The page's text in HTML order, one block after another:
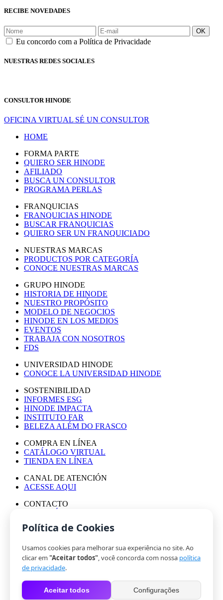
RECIBE NOVEDADES
OK
Eu concordo com a Política de Privacidade
NUESTRAS REDES SOCIALES
CONSULTOR HINODE
OFICINA VIRTUAL SÉ UN CONSULTOR
HOME
FORMA PARTE
QUIERO SER HINODE
AFILIADO
BUSCA UN CONSULTOR
PROGRAMA PERLAS
FRANQUICIAS
FRANQUICIAS HINODE
BUSCAR FRANQUICIAS
QUIERO SER UN FRANQUICIADO
NUESTRAS MARCAS
PRODUCTOS POR CATEGORÍA
CONOCE NUESTRAS MARCAS
GRUPO HINODE
HISTORIA DE HINODE
NUESTRO PROPÓSITO
MODELO DE NEGOCIOS
HINODE EN LOS MEDIOS
EVENTOS
TRABAJA CON NOSOTROS
FDS
UNIVERSIDAD HINODE
CONOCE LA UNIVERSIDAD HINODE
SOSTENIBILIDAD
INFORMES ESG
HINODE IMPACTA
INSTITUTO FAR
BELEZA ALÉM DO FRASCO
COMPRA EN LÍNEA
CATÁLOGO VIRTUAL
TIENDA EN LÍNEA
CANAL DE ATENCIÓN
ACESSE AQUI
CONTACTO
© HINODE GROUP 2024
|
CÓDIGO DE ÉTICA
|
POLÍTICA DE PRIVACIDAD
Política de Cookies
Usamos cookies para melhorar sua experiência no site. Ao
clicar em "Aceitar todos", você concorda com nossa política
de privacidade.
Aceitar todos Configurações